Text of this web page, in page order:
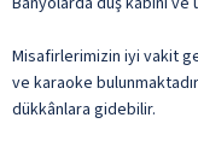
Misafirlerimizin iyi vakit
ve karaoke
dükkânlara gidebilir.